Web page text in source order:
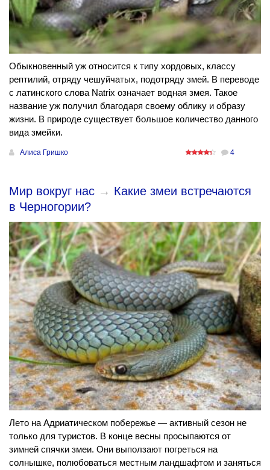
Обыкновенный уж относится к типу хордовых, классу
рептилий, отряду чешуйчатых, подотряду змей. В переводе
с латинского слова Natrix означает водная змея. Такое
название уж получил благодаря своему облику и образу
жизни. В природе существует большое количество данного
вида змейки.
Алиса Гришко 4
Мир вокруг нас → Какие змеи встречаются
в Черногории?
Лето на Адриатическом побережье — активный сезон не
только для туристов. В конце весны просыпаются от
зимней спячки змеи. Они выползают погреться на
солнышке, полюбоваться местным ландшафтом и заняться